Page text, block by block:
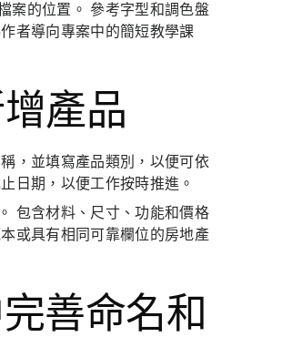
案的位置。 參考字型和調色盤
者導向專案中的簡短教學課
產品
，並填寫產品類別，以便可依
日期，以便工作按時推進。
包含材料、尺寸、功能和價格
或具有相同可靠欄位的房地產
善命名和